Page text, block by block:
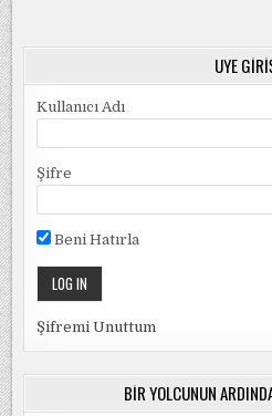
ÜYE
Kullanıcı Adı
Şifre
Beni Hatırla
Şifremi Unuttum
BIR YOLCUNUN